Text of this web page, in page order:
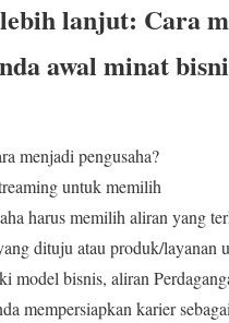
lanjut: Cara
awal minat
menjadi pengusaha?
untuk memilih
harus memilih aliran yang
dituju atau produk/layanan
model bisnis, aliran
mempersiapkan karier